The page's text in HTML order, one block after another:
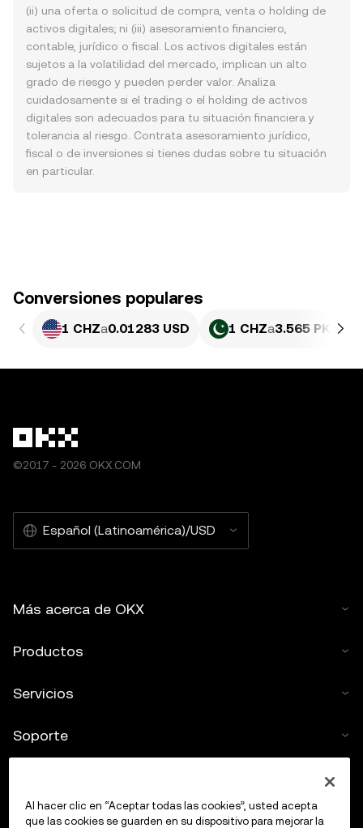
(ii) una oferta o solicitud de compra, venta o holding de
activos digitales; ni (iii) asesoramiento financiero,
contable, jurídico o fiscal. Los activos digitales están
sujetos a la volatilidad del mercado, implican un alto
grado de riesgo y pueden perder valor. Analiza
cuidadosamente si el trading o el holding de activos
digitales son adecuados para tu situación financiera y
tolerancia al riesgo. Contrata asesoramiento jurídico,
fiscal o de inversiones si tienes dudas sobre tu situación
en particular.
Conversiones populares
1 CHZa0.01283 USD 1 CHZa3.565 PKR
©2017 - 2026 OKX.COM
Español (Latinoamérica)/USD
Más acerca de OKX
Productos
Servicios
Soporte
Calculadora de criptomonedas
Al hacer clic en “Aceptar todas las cookies”, usted acepta
que las cookies se guarden en su dispositivo para mejorar la